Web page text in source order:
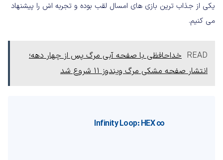
یکی از جذاب ترین بازی های امسال لقب بوده و تجربه اش را پیشنهاد
می کنیم.
READ خداحافظی با صفحه آبی مرگ پس از چهار دهه؛
انتشار صفحه مشکی مرگ ویندوز ۱۱ شروع شد
∞ Infinity Loop: HEX